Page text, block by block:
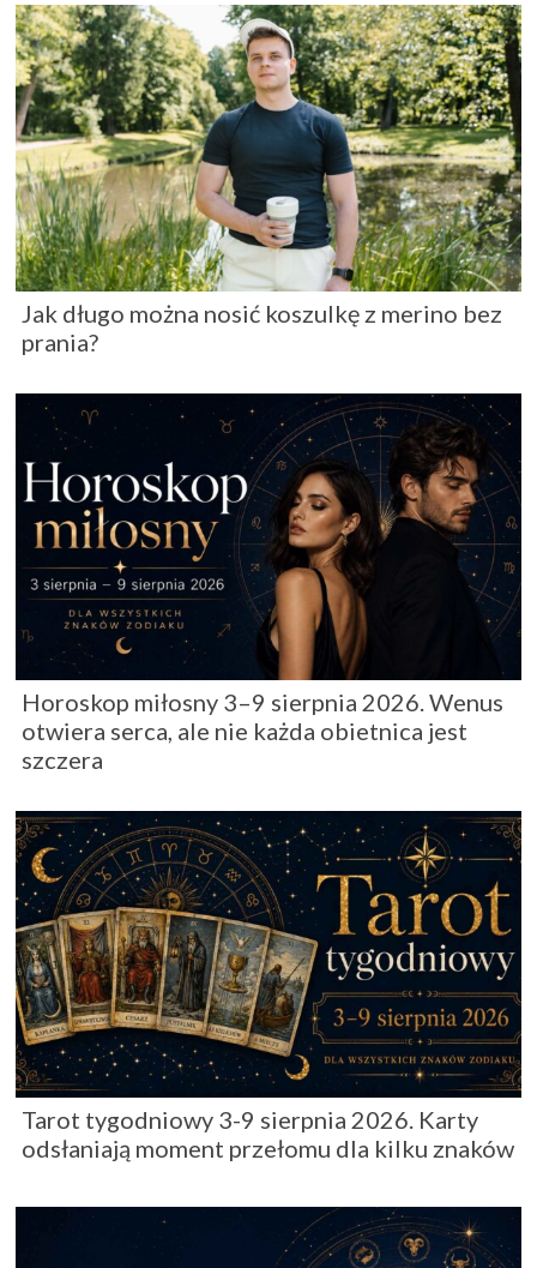
Jak długo można nosić koszulkę z merino bez
prania?
Horoskop miłosny 3–9 sierpnia 2026. Wenus
otwiera serca, ale nie każda obietnica jest
szczera
Tarot tygodniowy 3-9 sierpnia 2026. Karty
odsłaniają moment przełomu dla kilku znaków